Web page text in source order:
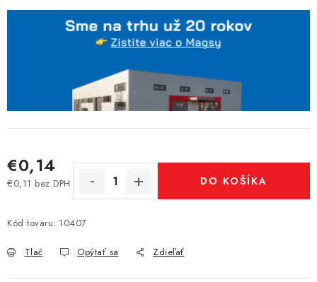
€0,14
€0,11 bez DPH
Jednotková cena:
DO KOŠÍKA
Kód tovaru: 10407
Tlač Opýtať sa Zdieľať